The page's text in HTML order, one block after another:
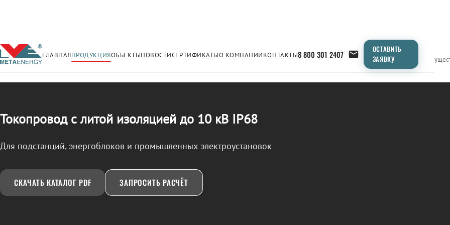
ГЛАВНАЯПРОДУКЦИЯОБЪЕКТЫНОВОСТИСЕРТИФИКАТЫО КОМПАНИИКОНТАКТЫ8 800 301 2407
ОСТАВИТЬ
ЗАЯВКУ
← Продукция/ТОКОПРОВОД Применение Продукция ТипоразмерыСравнение
Токопровод с литой изоляцией до 10 кВ IP68
Для подстанций, энергоблоков и промышленных электроустановок
СКАЧАТЬ КАТАЛОГ PDF ЗАПРОСИТЬ РАСЧЁТ